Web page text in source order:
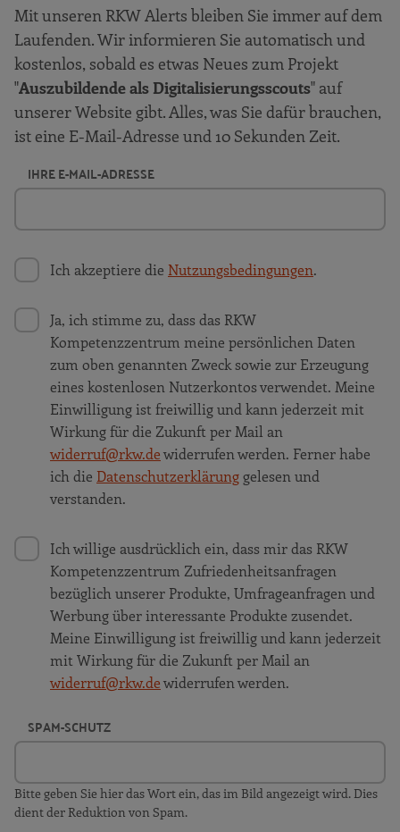
Mit unseren RKW Alerts bleiben Sie immer auf dem
Laufenden. Wir informieren Sie automatisch und
kostenlos, sobald es etwas Neues zum Projekt
"Auszubildende als Digitalisierungsscouts" auf
unserer Website gibt. Alles, was Sie dafür brauchen,
ist eine E-Mail-Adresse und 10 Sekunden Zeit.
IHRE E-MAIL-ADRESSE
Ich akzeptiere die Nutzungsbedingungen.
Ja, ich stimme zu, dass das RKW
Kompetenzzentrum meine persönlichen Daten
zum oben genannten Zweck sowie zur Erzeugung
eines kostenlosen Nutzerkontos verwendet. Meine
Einwilligung ist freiwillig und kann jederzeit mit
Wirkung für die Zukunft per Mail an
widerruf@rkw.dewiderrufen werden. Ferner habe
ich die Datenschutzerklärunggelesen und
verstanden.
Ich willige ausdrücklich ein, dass mir das RKW
Kompetenzzentrum Zufriedenheitsanfragen
bezüglich unserer Produkte, Umfrageanfragen und
Werbung über interessante Produkte zusendet.
Meine Einwilligung ist freiwillig und kann jederzeit
mit Wirkung für die Zukunft per Mail an
widerruf@rkw.dewiderrufen werden.
SPAM-SCHUTZ
Bitte geben Sie hier das Wort ein, das im Bild angezeigt wird. Dies
dient der Reduktion von Spam.